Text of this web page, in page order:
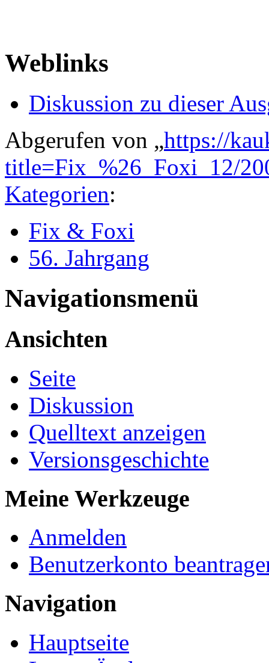
Weblinks
Diskussion zu dieser
Abgerufen von „https://
title=Fix_%26_Foxi_12/
Kategorien:
Fix & Foxi
56. Jahrgang
Navigationsmenü
Ansichten
Seite
Diskussion
Quelltext anzeigen
Versionsgeschichte
Meine Werkzeuge
Anmelden
Benutzerkonto
Navigation
Hauptseite